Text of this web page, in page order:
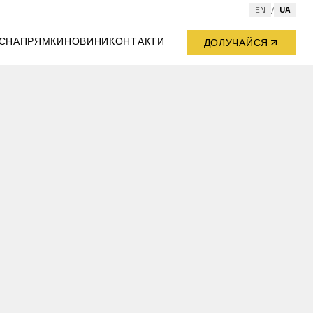
EN / UA
НАПРЯМКИНОВИНИКОНТАКТИ ДОЛУЧАЙСЯ